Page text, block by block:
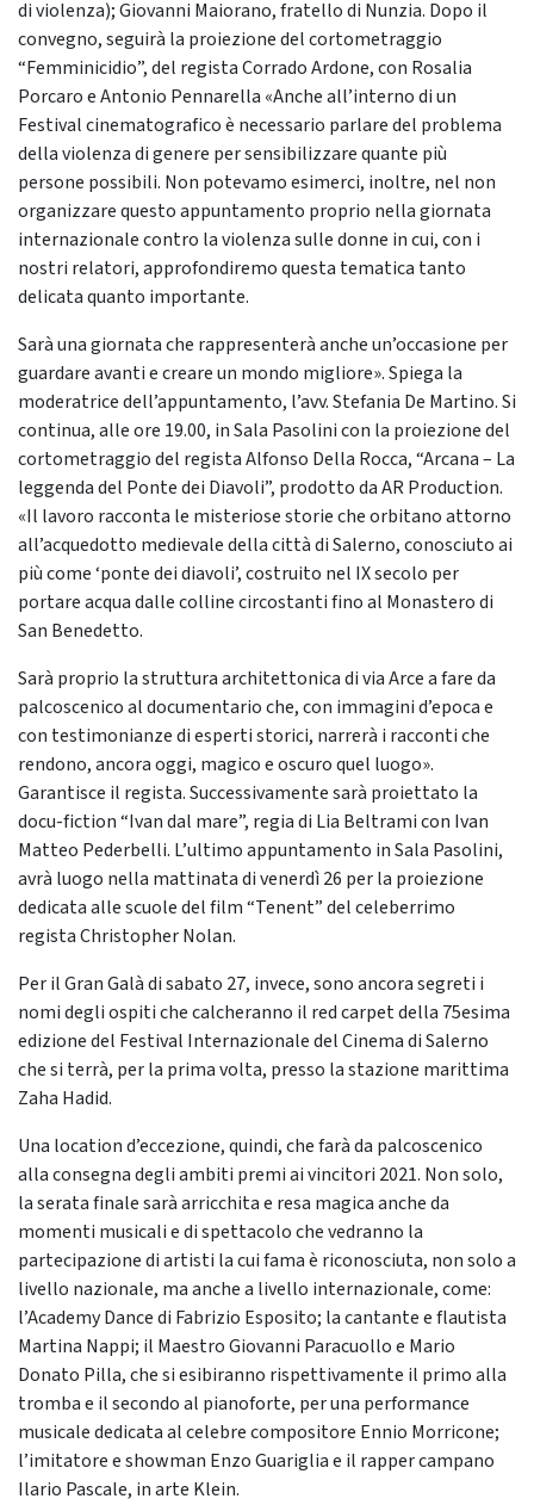
di violenza); Giovanni Maiorano, fratello di Nunzia. Dopo il
convegno, seguirà la proiezione del cortometraggio
“Femminicidio”, del regista Corrado Ardone, con Rosalia
Porcaro e Antonio Pennarella «Anche all’interno di un
Festival cinematografico è necessario parlare del problema
della violenza di genere per sensibilizzare quante più
persone possibili. Non potevamo esimerci, inoltre, nel non
organizzare questo appuntamento proprio nella giornata
internazionale contro la violenza sulle donne in cui, con i
nostri relatori, approfondiremo questa tematica tanto
delicata quanto importante.
Sarà una giornata che rappresenterà anche un’occasione per
guardare avanti e creare un mondo migliore». Spiega la
moderatrice dell’appuntamento, l’avv. Stefania De Martino. Si
continua, alle ore 19.00, in Sala Pasolini con la proiezione del
cortometraggio del regista Alfonso Della Rocca, “Arcana – La
leggenda del Ponte dei Diavoli”, prodotto da AR Production.
«Il lavoro racconta le misteriose storie che orbitano attorno
all’acquedotto medievale della città di Salerno, conosciuto ai
più come ‘ponte dei diavoli’, costruito nel IX secolo per
portare acqua dalle colline circostanti fino al Monastero di
San Benedetto.
Sarà proprio la struttura architettonica di via Arce a fare da
palcoscenico al documentario che, con immagini d’epoca e
con testimonianze di esperti storici, narrerà i racconti che
rendono, ancora oggi, magico e oscuro quel luogo».
Garantisce il regista. Successivamente sarà proiettato la
docu-fiction “Ivan dal mare”, regia di Lia Beltrami con Ivan
Matteo Pederbelli. L’ultimo appuntamento in Sala Pasolini,
avrà luogo nella mattinata di venerdì 26 per la proiezione
dedicata alle scuole del film “Tenent” del celeberrimo
regista Christopher Nolan.
Per il Gran Galà di sabato 27, invece, sono ancora segreti i
nomi degli ospiti che calcheranno il red carpet della 75esima
edizione del Festival Internazionale del Cinema di Salerno
che si terrà, per la prima volta, presso la stazione marittima
Zaha Hadid.
Una location d’eccezione, quindi, che farà da palcoscenico
alla consegna degli ambiti premi ai vincitori 2021. Non solo,
la serata finale sarà arricchita e resa magica anche da
momenti musicali e di spettacolo che vedranno la
partecipazione di artisti la cui fama è riconosciuta, non solo a
livello nazionale, ma anche a livello internazionale, come:
l’Academy Dance di Fabrizio Esposito; la cantante e flautista
Martina Nappi; il Maestro Giovanni Paracuollo e Mario
Donato Pilla, che si esibiranno rispettivamente il primo alla
tromba e il secondo al pianoforte, per una performance
musicale dedicata al celebre compositore Ennio Morricone;
l’imitatore e showman Enzo Guariglia e il rapper campano
Ilario Pascale, in arte Klein.